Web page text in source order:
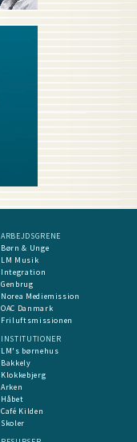
ARBEJDSGRENE
Børn & Unge
LM Musik
Integration
Genbrug
Norea Mediemission
OAC Danmark
Friluftsmissionen
INSTITUTIONER
LM's børnehus
Bakkely
Klokkebjerg
Arken
Håbet
Café Kilden
Skoler